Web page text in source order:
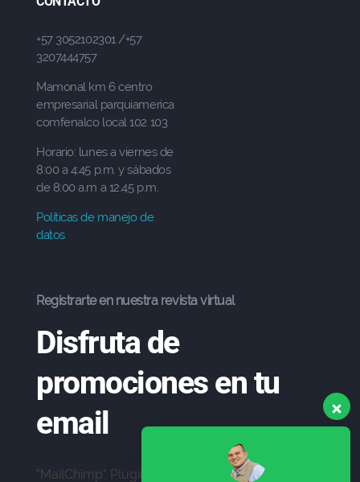
+57 3052102301 /+57
3207444757
Mamonal km 6 centro
empresarial parquiamerica
comfenalco local 102 103
Horario: lunes a viernes de
8:00 a 4:45 p.m. y sábados
de 8:00 a.m a 12.45 p.m.
Políticas de manejo de
datos
Registrarte en nuestra revista virtual
Disfruta de
promociones en tu
email
"MailChimp" Plugin is Not Activated!In order to